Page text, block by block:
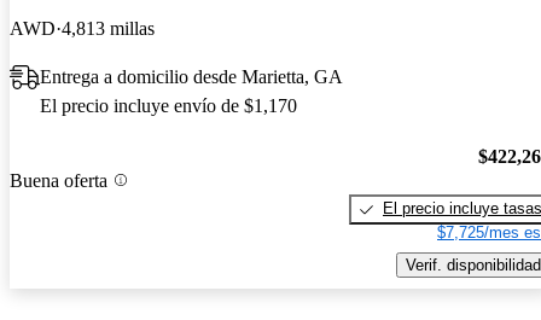
AWD 4,813 millas
Entrega a domicilio desde Marietta, GA
El precio incluye envío de $1,170
Buena oferta
El precio incluye tasas
$7,725/mes
Verif. disponibilidad